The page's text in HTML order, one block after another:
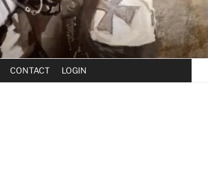
CONTACT LOGIN